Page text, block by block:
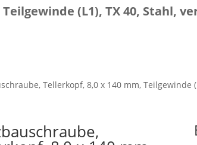
(L1), TX 40, Stahl,
Tellerkopf, 8,0 x 140 mm, Teilgewinde